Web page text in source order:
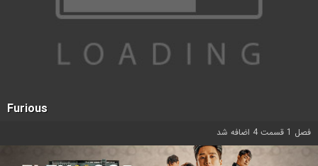
Furious
فصل 1 قسمت 4 اضافه شد